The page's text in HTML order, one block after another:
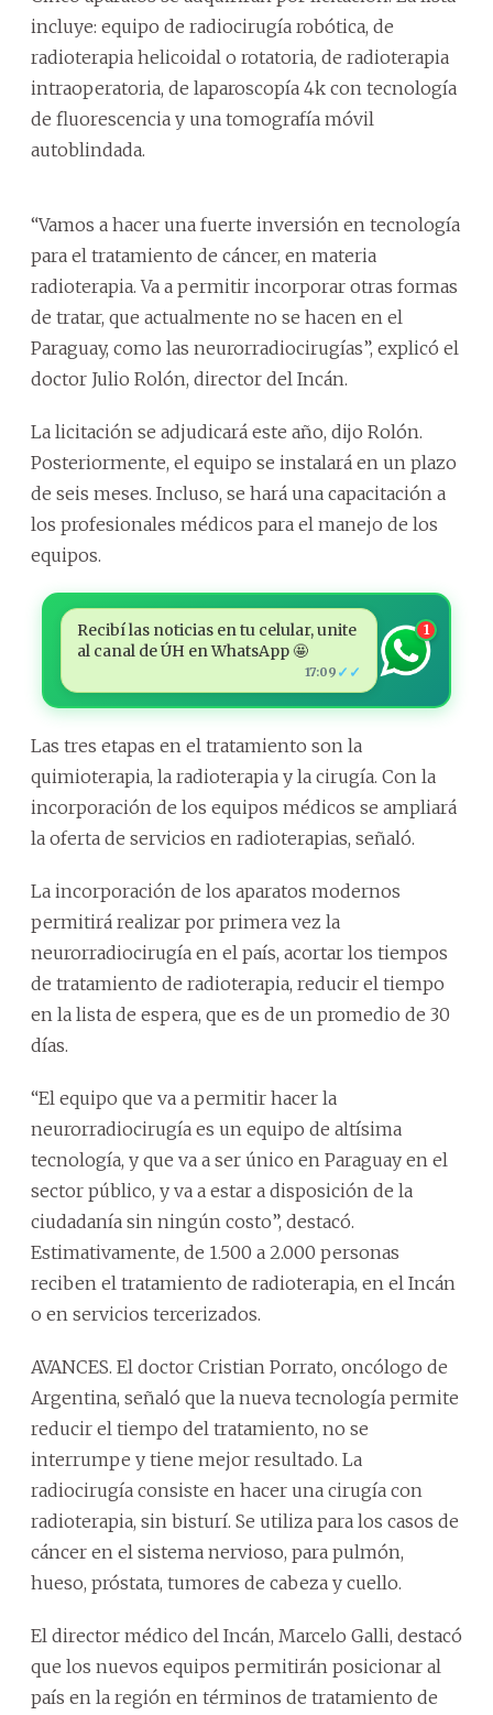
incluye: equipo de radiocirugía robótica, de
radioterapia helicoidal o rotatoria, de radioterapia
intraoperatoria, de laparoscopía 4k con tecnología
de fluorescencia y una tomografía móvil
autoblindada.
“Vamos a hacer una fuerte inversión en tecnología
para el tratamiento de cáncer, en materia
radioterapia. Va a permitir incorporar otras formas
de tratar, que actualmente no se hacen en el
Paraguay, como las neurorradiocirugías”, explicó el
doctor Julio Rolón, director del Incán.
La licitación se adjudicará este año, dijo Rolón.
Posteriormente, el equipo se instalará en un plazo
de seis meses. Incluso, se hará una capacitación a
los profesionales médicos para el manejo de los
equipos.
Recibí las noticias en tu celular, unite
al canal de ÚH en WhatsApp 🤩
17:09 ✓✓
1
Las tres etapas en el tratamiento son la
quimioterapia, la radioterapia y la cirugía. Con la
incorporación de los equipos médicos se ampliará
la oferta de servicios en radioterapias, señaló.
La incorporación de los aparatos modernos
permitirá realizar por primera vez la
neurorradiocirugía en el país, acortar los tiempos
de tratamiento de radioterapia, reducir el tiempo
en la lista de espera, que es de un promedio de 30
días.
“El equipo que va a permitir hacer la
neurorradiocirugía es un equipo de altísima
tecnología, y que va a ser único en Paraguay en el
sector público, y va a estar a disposición de la
ciudadanía sin ningún costo”, destacó.
Estimativamente, de 1.500 a 2.000 personas
reciben el tratamiento de radioterapia, en el Incán
o en servicios tercerizados.
AVANCES. El doctor Cristian Porrato, oncólogo de
Argentina, señaló que la nueva tecnología permite
reducir el tiempo del tratamiento, no se
interrumpe y tiene mejor resultado. La
radiocirugía consiste en hacer una cirugía con
radioterapia, sin bisturí. Se utiliza para los casos de
cáncer en el sistema nervioso, para pulmón,
hueso, próstata, tumores de cabeza y cuello.
El director médico del Incán, Marcelo Galli, destacó
que los nuevos equipos permitirán posicionar al
país en la región en términos de tratamiento de